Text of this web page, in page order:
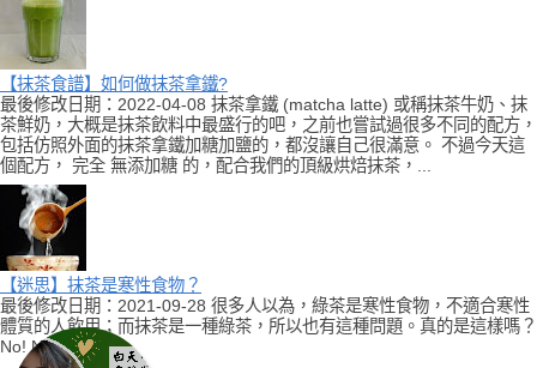
【抹茶食譜】如何做抹茶拿鐵?
最後修改日期：2022-04-08 抹茶拿鐵 (matcha latte) 或稱抹茶牛奶、抹
茶鮮奶，大概是抹茶飲料中最盛行的吧，之前也嘗試過很多不同的配方，
包括仿照外面的抹茶拿鐵加糖加鹽的，都沒讓自己很滿意。 不過今天這
個配方， 完全 無添加糖 的，配合我們的頂級烘焙抹茶，...
【迷思】抹茶是寒性食物？
最後修改日期：2021-09-28 很多人以為，綠茶是寒性食物，不適合寒性
體質的人飲用；而抹茶是一種綠茶，所以也有這種問題。真的是這樣嗎？
No! No! No!